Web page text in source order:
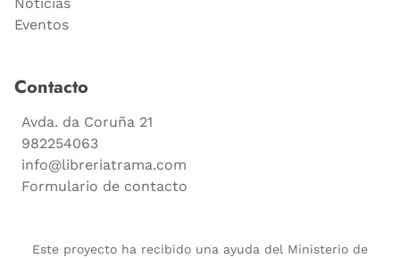
Eventos
Contacto
Avda. da Coruña 21
982254063
info@libreriatrama.com
Formulario de contacto
Este proyecto ha recibido una ayuda del Ministerio de